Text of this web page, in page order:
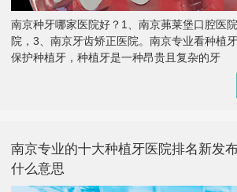
南京种牙哪家医院好？1、南京茀莱堡口腔医
院，3、南京牙齿矫正医院。南京专业看种植
保护种植牙，种植牙是一种昂贵且复杂的牙
南京专业的十大种植牙医院排名新发
什么意思